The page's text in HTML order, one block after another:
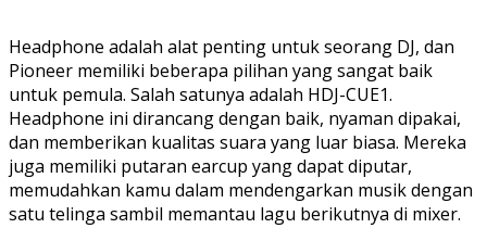
Headphone adalah alat penting untuk seorang DJ, dan
Pioneer memiliki beberapa pilihan yang sangat baik
untuk pemula. Salah satunya adalah HDJ-CUE1.
Headphone ini dirancang dengan baik, nyaman dipakai,
dan memberikan kualitas suara yang luar biasa. Mereka
juga memiliki putaran earcup yang dapat diputar,
memudahkan kamu dalam mendengarkan musik dengan
satu telinga sambil memantau lagu berikutnya di mixer.